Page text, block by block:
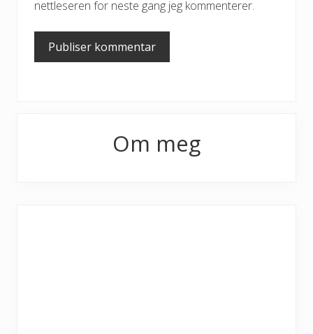
nettleseren for neste gang jeg kommenterer.
Om meg